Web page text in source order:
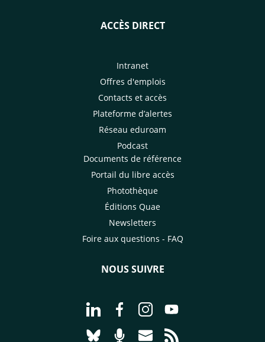
ACCÈS DIRECT
Intranet
Offres d'emplois
Contacts et accès
Plateforme d’alertes
Réseau eduroam
Podcast
Documents de référence
Portail du libre accès
Photothèque
Éditions Quae
Newsletters
Foire aux questions - FAQ
NOUS SUIVRE
Aller à la page Nous suivre sur
Aller à la page Nous suivre sur
Aller à la page Nous
Aller à la page
Aller à la page Nous suivre sur
Aller à la page Nourrir le
Aller à la page Nous